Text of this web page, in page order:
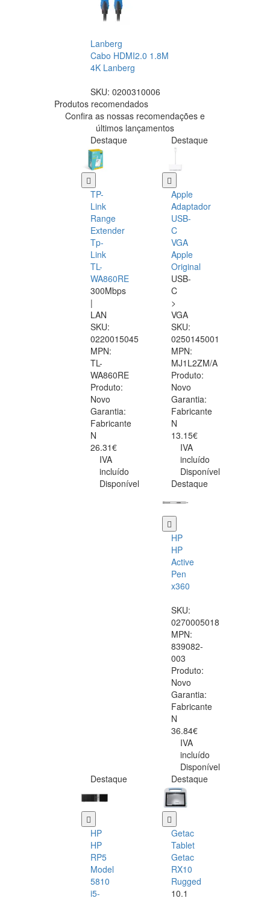
Lanberg
Cabo HDMI2.0 1.8M
4K Lanberg
SKU: 0200310006
Produtos recomendados
Confira as nossas recomendações e
últimos lançamentos
Destaque
TP-
Link
Range
Extender
Tp-
Link
TL-
WA860RE
300Mbps
|
LAN
SKU:
0220015045
MPN:
TL-
WA860RE
Produto:
Novo
Garantia:
Fabricante
N
26.31€
IVA
incluído
Disponível
Destaque
Apple
Adaptador
USB-
C
VGA
Apple
Original
USB-
C
>
VGA
SKU:
0250145001
MPN:
MJ1L2ZM/A
Produto:
Novo
Garantia:
Fabricante
N
13.15€
IVA
incluído
Disponível
Destaque
HP
HP
Active
Pen
x360
SKU:
0270005018
MPN:
839082-
003
Produto:
Novo
Garantia:
Fabricante
N
36.84€
IVA
incluído
Disponível
Destaque
HP
HP
RP5
Model
5810
i5-
Destaque
Getac
Tablet
Getac
RX10
Rugged
10.1